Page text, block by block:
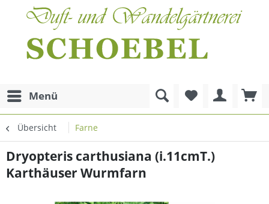
Menü
Übersicht Farne
Dryopteris carthusiana (i.11cmT.)
Karthäuser Wurmfarn